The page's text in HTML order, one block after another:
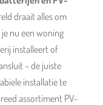
draait alles om
nu een woning
installeert of
– de juiste
installatie te
assortiment PV-